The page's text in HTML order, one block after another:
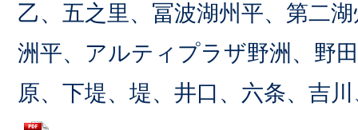
乙、五之里、冨波湖州平、第二
洲平、アルティプラザ野洲、野
原、下堤、堤、井口、六条、吉